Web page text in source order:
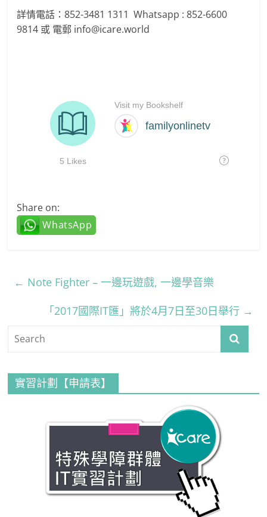
詳情電話：852-3481 1311 Whatsapp : 852-6600
9814 或 電郵 info@icare.world
Share on:
WhatsApp
← Note Fighter – 一邊玩遊戲, 一邊學音樂
「2017國際IT匯」將於4月7日至30日舉行 →
實習計劃【申請表】